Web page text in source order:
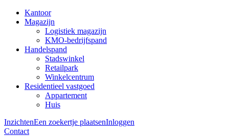
Kantoor
Magazijn
Logistiek magazijn
KMO-bedrijfspand
Handelspand
Stadswinkel
Retailpark
Winkelcentrum
Residentieel vastgoed
Appartement
Huis
InzichtenEen zoekertje plaatsenInloggen
Contact